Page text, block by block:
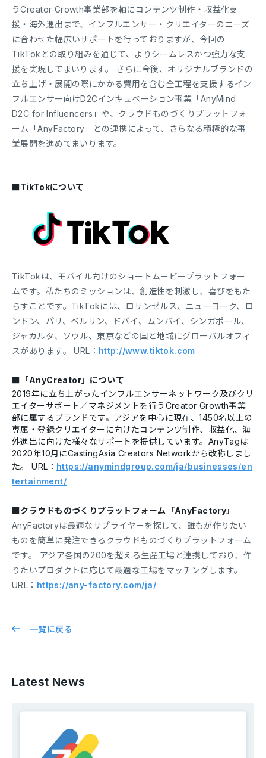
うCreator Growth事業部を軸にコンテンツ制作・収益化支
援・海外進出まで、インフルエンサー・クリエイターのニーズ
に合わせた幅広いサポートを行っておりますが、今回の
TikTokとの取り組みを通じて、よりシームレスかつ強力な支
援を実現してまいります。 さらに今後、オリジナルブランドの
立ち上げ・展開の際にかかる費用を含む全工程を支援するイン
フルエンサー向けD2Cインキュベーション事業「AnyMind
D2C for Influencers」や、クラウドものづくりプラットフォ
ーム「AnyFactory」との連携によって、さらなる積極的な事
業展開を進めてまいります。
■TikTokについて
TikTokは、モバイル向けのショートムービープラットフォー
ムです。私たちのミッションは、創造性を刺激し、喜びをもた
らすことです。TikTokには、ロサンゼルス、ニューヨーク、ロ
ンドン、パリ、ベルリン、ドバイ、ムンバイ、シンガポール、
ジャカルタ、ソウル、東京などの国と地域にグローバルオフィ
スがあります。 URL： http://www.tiktok.com
■「AnyCreator」について
2019年に立ち上がったインフルエンサーネットワーク及びクリ
エイターサポート／マネジメントを行うCreator Growth事業
部に属するブランドです。アジアを中心に現在、1450名以上の
専属・登録クリエイターに向けたコンテンツ制作、収益化、海
外進出に向けた様々なサポートを提供しています。AnyTagは
2020年10月にCastingAsia Creators Networkから改称しまし
た。 URL： https://anymindgroup.com/ja/businesses/en
tertainment/
■クラウドものづくりプラットフォーム「AnyFactory」
AnyFactoryは最適なサプライヤーを探して、誰もが作りたい
ものを簡単に発注できるクラウドものづくりプラットフォーム
です。 アジア各国の200を超える生産工場と連携しており、作
りたいプロダクトに応じて最適な工場をマッチングします。
URL： https://any-factory.com/ja/
一覧に戻る
Latest News